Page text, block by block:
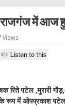
में आज
Views
Listen to this
रिते पटेल ,मुरारी
के रूप में ओपप्रकाश